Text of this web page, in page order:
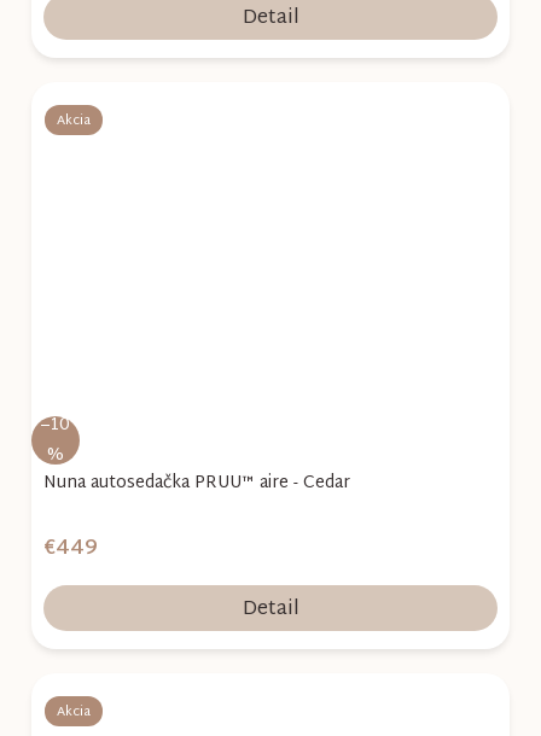
Detail
Akcia
–10
%
Nuna autosedačka PRUU™ aire - Cedar
€449
Detail
Akcia